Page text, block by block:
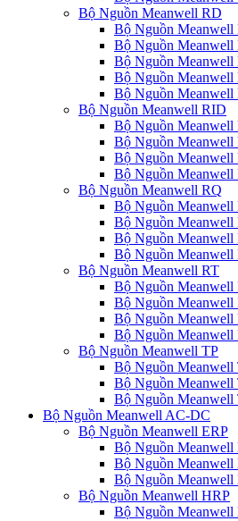
Bộ Nguồn Meanwell RD
Bộ Nguồn Meanwell
Bộ Nguồn Meanwell
Bộ Nguồn Meanwell
Bộ Nguồn Meanwell
Bộ Nguồn Meanwell
Bộ Nguồn Meanwell RID
Bộ Nguồn Meanwell
Bộ Nguồn Meanwell
Bộ Nguồn Meanwell
Bộ Nguồn Meanwell
Bộ Nguồn Meanwell RQ
Bộ Nguồn Meanwell
Bộ Nguồn Meanwell
Bộ Nguồn Meanwell
Bộ Nguồn Meanwell
Bộ Nguồn Meanwell RT
Bộ Nguồn Meanwell
Bộ Nguồn Meanwell
Bộ Nguồn Meanwell
Bộ Nguồn Meanwell
Bộ Nguồn Meanwell TP
Bộ Nguồn Meanwell
Bộ Nguồn Meanwell
Bộ Nguồn Meanwell
Bộ Nguồn Meanwell AC-DC
Bộ Nguồn Meanwell ERP
Bộ Nguồn Meanwell
Bộ Nguồn Meanwell
Bộ Nguồn Meanwell
Bộ Nguồn Meanwell HRP
Bộ Nguồn Meanwell